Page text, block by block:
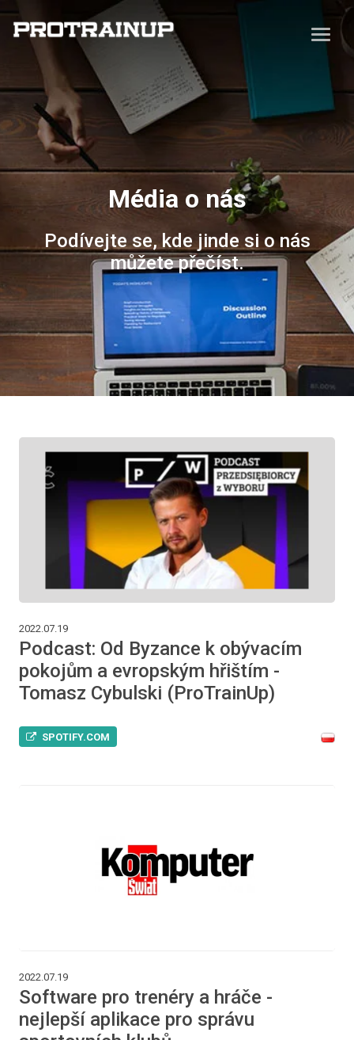
Média o nás
Podívejte se, kde jinde si o nás
můžete přečíst.
2022.07.19
Podcast: Od Byzance k obývacím
pokojům a evropským hřištím -
Tomasz Cybulski (ProTrainUp)
SPOTIFY.COM
2022.07.19
Software pro trenéry a hráče -
nejlepší aplikace pro správu